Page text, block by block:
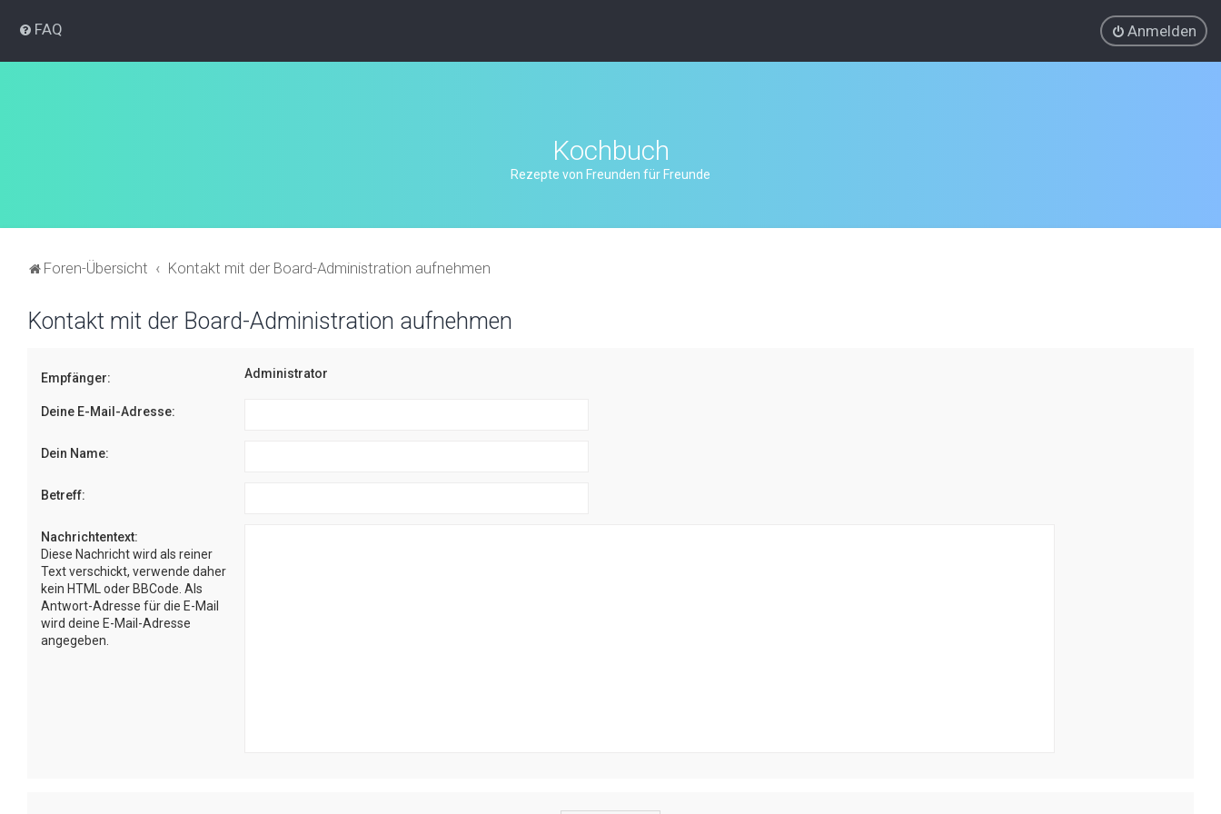
FAQ Anmelden
Kochbuch
Rezepte von Freunden für Freunde
Foren-Übersicht Kontakt mit der Board-Administration aufnehmen
Kontakt mit der Board-Administration aufnehmen
Empfänger: Administrator
Deine E-Mail-Adresse:
Dein Name:
Betreff:
Nachrichtentext:
Diese Nachricht wird als reiner
Text verschickt, verwende daher
kein HTML oder BBCode. Als
Antwort-Adresse für die E-Mail
wird deine E-Mail-Adresse
angegeben.